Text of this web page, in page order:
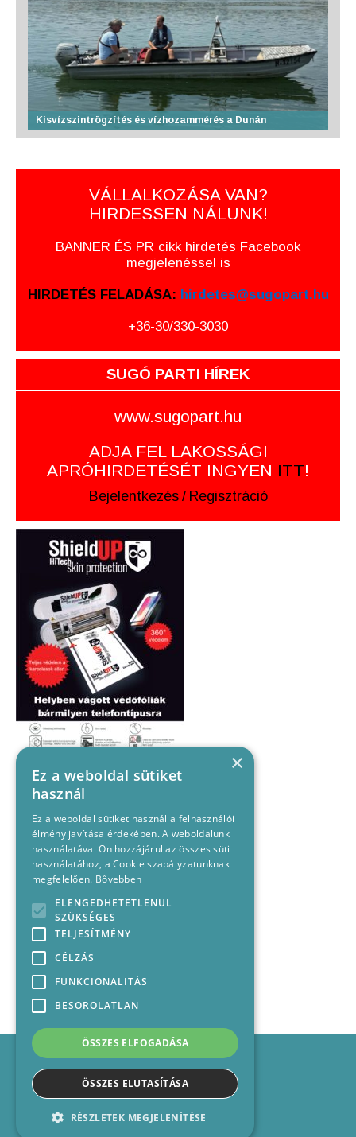
Kisvízszintrögzítés és vízhozammérés a Dunán
VÁLLALKOZÁSA VAN?
HIRDESSEN NÁLUNK!
BANNER ÉS PR cikk hirdetés Facebook
megjelenéssel is
HIRDETÉS FELADÁSA: hirdetes@sugopart.hu
+36-30/330-3030
SUGÓ PARTI HÍREK
www.sugopart.hu
ADJA FEL LAKOSSÁGI
APRÓHIRDETÉSÉT INGYEN ITT!
Bejelentkezés / Regisztráció
Impresszum
Médiajánlat
Felhasználási feltételek
Kapcsolat
×
Ez a weboldal sütiket
használ
Ez a weboldal sütiket használ a felhasználói
élmény javítása érdekében. A weboldalunk
használatával Ön hozzájárul az összes süti
használatához, a Cookie szabályzatunknak
megfelelően. Bővebben
ELENGEDHETETLENÜL
SZÜKSÉGES
TELJESÍTMÉNY
CÉLZÁS
FUNKCIONALITÁS
BESOROLATLAN
ÖSSZES ELFOGADÁSA
ÖSSZES ELUTASÍTÁSA
RÉSZLETEK MEGJELENÍTÉSE